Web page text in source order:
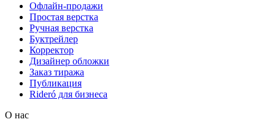
Офлайн-продажи
Простая верстка
Ручная верстка
Буктрейлер
Корректор
Дизайнер обложки
Заказ тиража
Публикация
Rideró для бизнеса
О нас